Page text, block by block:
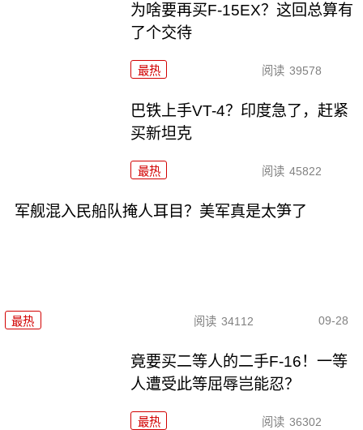
为啥要再买F-15EX？这回总算有
了个交待
最热 阅读 39578
巴铁上手VT-4？印度急了，赶紧
买新坦克
最热 阅读 45822
军舰混入民船队掩人耳目？美军真是太笋了
最热 阅读 34112 09-28
竟要买二等人的二手F-16！一等
人遭受此等屈辱岂能忍？
最热 阅读 36302